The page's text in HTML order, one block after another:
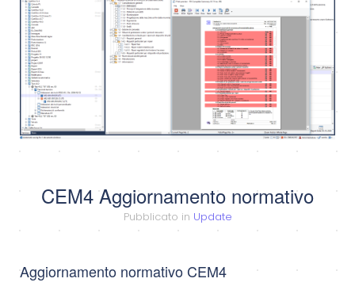
CEM4 Aggiornamento normativo
Pubblicato in Update
Aggiornamento normativo CEM4